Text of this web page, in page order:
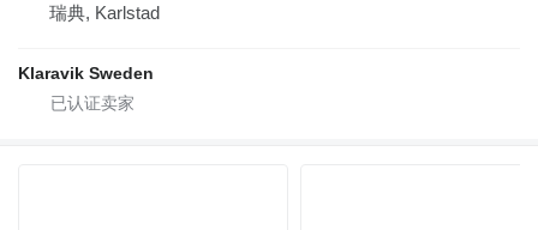
瑞典, Karlstad
Klaravik Sweden